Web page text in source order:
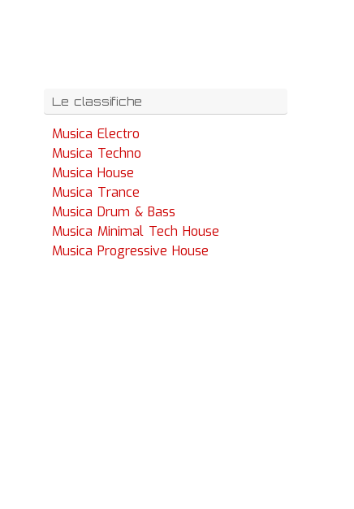
Le classifiche
Musica Electro
Musica Techno
Musica House
Musica Trance
Musica Drum & Bass
Musica Minimal Tech House
Musica Progressive House